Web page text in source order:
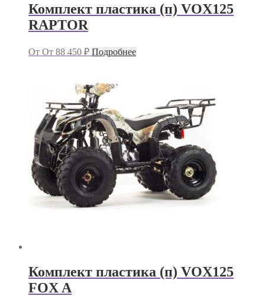
Комплект пластика (п) VOX125
RAPTOR
От От 88 450 ₽ Подробнее
Комплект пластика (п) VOX125
FOX A